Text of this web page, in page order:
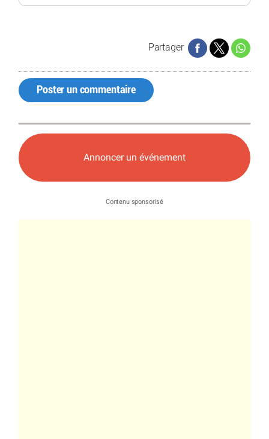
Partager
Poster un commentaire
Annoncer un événement